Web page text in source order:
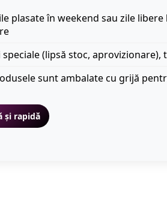
plasate în weekend sau zile
speciale (lipsă stoc,
sunt ambalate cu grijă
și rapidă